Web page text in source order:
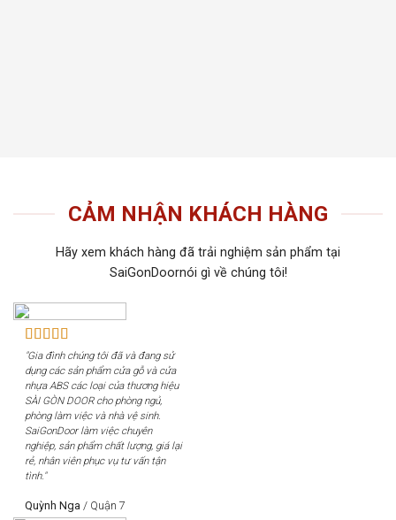
CẢM NHẬN KHÁCH HÀNG
Hãy xem khách hàng đã trải nghiệm sản phẩm tại
SaiGonDoornói gì về chúng tôi!
"Gia đình chúng tôi đã và đang sử
dụng các sản phẩm cửa gỗ và cửa
nhựa ABS các loại của thương hiệu
SÀI GÒN DOOR cho phòng ngủ,
phòng làm việc và nhà vệ sinh.
SaiGonDoor làm việc chuyên
nghiệp, sản phẩm chất lượng, giá lại
rẻ, nhân viên phục vụ tư vấn tận
tình."
Quỳnh Nga / Quận 7